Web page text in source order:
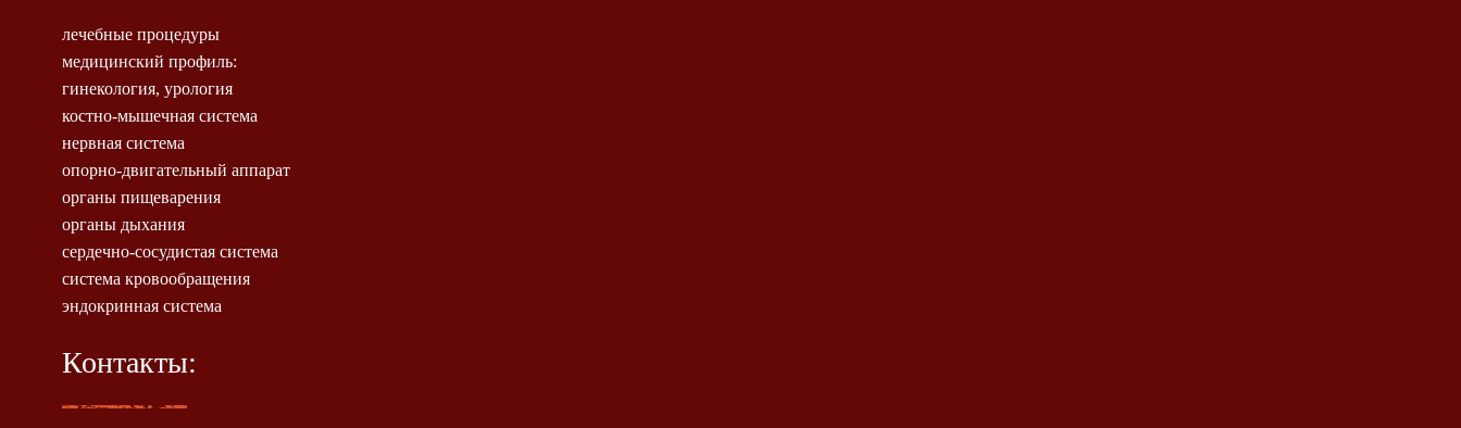
лечебные процедуры
медицинский профиль:
гинекология, урология
костно-мышечная система
нервная система
опорно-двигательный аппарат
органы пищеварения
органы дыхания
сердечно-сосудистая система
система кровообращения
эндокринная система
Контакты: